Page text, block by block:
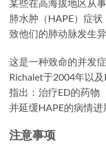
某些在高海拔地区从
肺水肿（HAPE）症
致他们的肺动脉发生异
这是一种致命的并发
Richalet于2004年以
指出：治疗ED的药物
并延缓HAPE的病情进
注意事项